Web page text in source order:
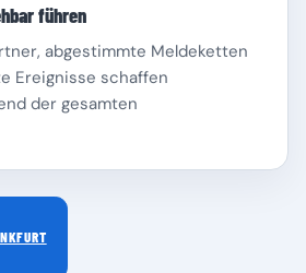
führen
abgestimmte Meldeketten
Ereignisse schaffen
der gesamten